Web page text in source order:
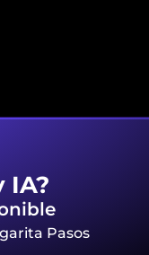
IA?
Pasos